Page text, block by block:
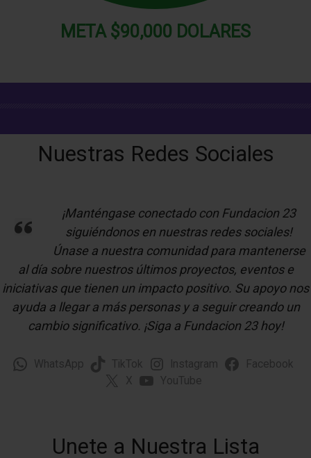
META$90,000 DOLARES
Nuestras Redes Sociales
¡Manténgase conectado con Fundacion 23
siguiéndonos en nuestras redes sociales!
Únase a nuestra comunidad para mantenerse
al día sobre nuestros últimos proyectos, eventos e
iniciativas que tienen un impacto positivo. Su apoyo nos
ayuda a llegar a más personas y a seguir creando un
cambio significativo. ¡Siga a Fundacion 23 hoy!
WhatsApp TikTok Instagram
Facebook
X
YouTube
Unete a Nuestra Lista